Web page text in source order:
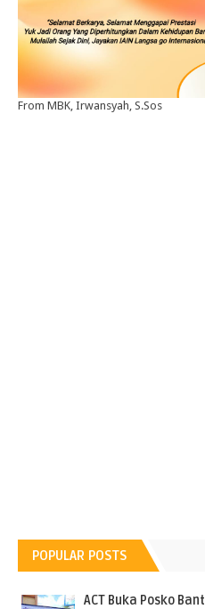
From MBK, Irwansyah, S.Sos
POPULAR POSTS
ACT Buka Posko